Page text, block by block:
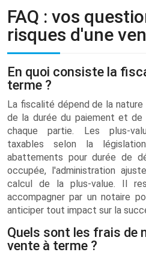
FAQ : vos
risques d'une
En quoi consiste la
terme ?
La fiscalité dépend de la
de la durée du paiement et de
chaque partie. Les plus-
taxables selon la
abattements pour durée de
occupée, l'administration
calcul de la plus-value. Il
accompagner par un notaire
anticiper tout impact sur la
Quels sont les frais de
vente à terme ?